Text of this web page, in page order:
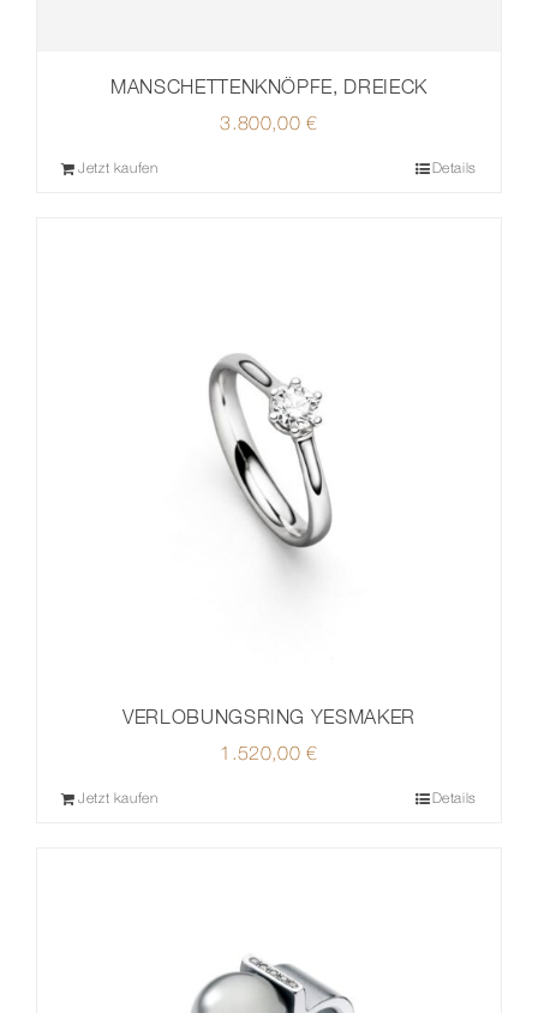
MANSCHETTENKNÖPFE, DREIECK
3.800,00€
Jetzt kaufen Details
VERLOBUNGSRING YESMAKER
1.520,00€
Jetzt kaufen Details